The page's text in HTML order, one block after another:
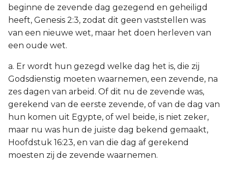
beginne de zevende dag gezegend en geheiligd
heeft, Genesis 2:3, zodat dit geen vaststellen was
van een nieuwe wet, maar het doen herleven van
een oude wet.
a. Er wordt hun gezegd welke dag het is, die zij
Godsdienstig moeten waarnemen, een zevende, na
zes dagen van arbeid. Of dit nu de zevende was,
gerekend van de eerste zevende, of van de dag van
hun komen uit Egypte, of wel beide, is niet zeker,
maar nu was hun de juiste dag bekend gemaakt,
Hoofdstuk 16:23, en van die dag af gerekend
moesten zij de zevende waarnemen.